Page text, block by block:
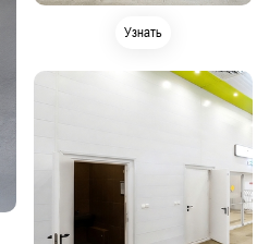
Узнать